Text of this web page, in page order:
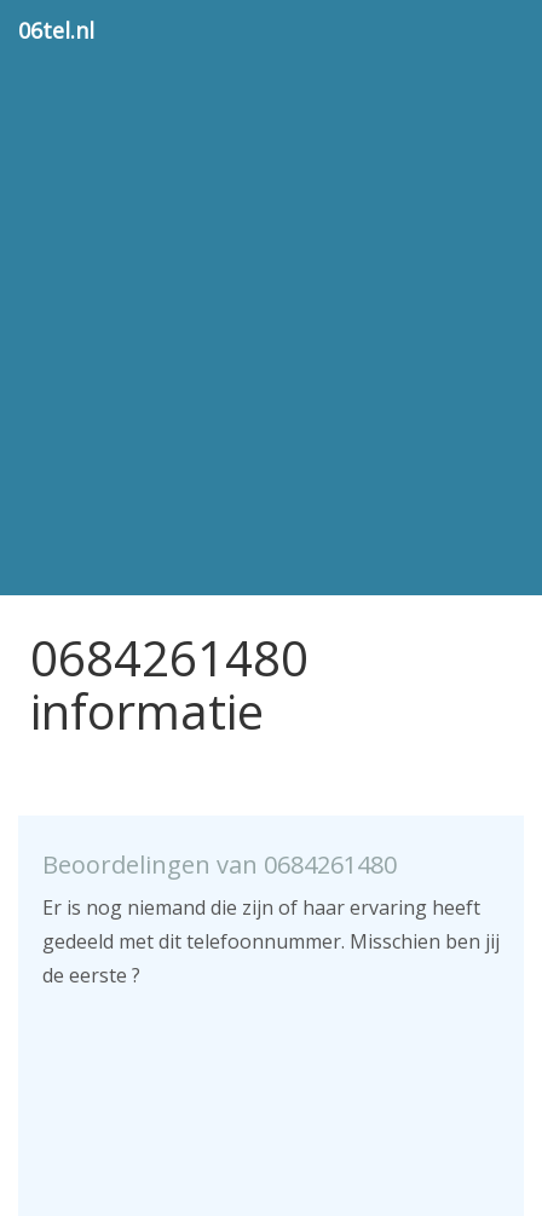
06tel.nl
0684261480
informatie
Beoordelingen van 0684261480
Er is nog niemand die zijn of haar ervaring heeft
gedeeld met dit telefoonnummer. Misschien ben jij
de eerste ?